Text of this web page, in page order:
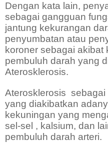
Dengan kata lain,
sebagai gangguan
jantung kekurangan
penyumbatan atau
koroner sebagai
pembuluh darah yang
Aterosklerosis.
Aterosklerosis sebagai
yang diakibatkan
kekuningan yang
sel-sel , kalsium, dan
pembuluh darah arteri.